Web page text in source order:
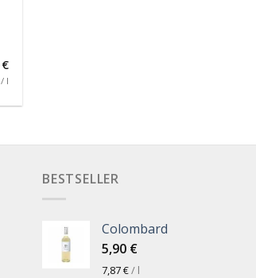
€
/ l
BESTSELLER
Colombard
5,90 €
7,87€/ l